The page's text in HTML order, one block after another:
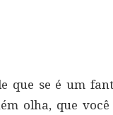
que se é um
olha, que